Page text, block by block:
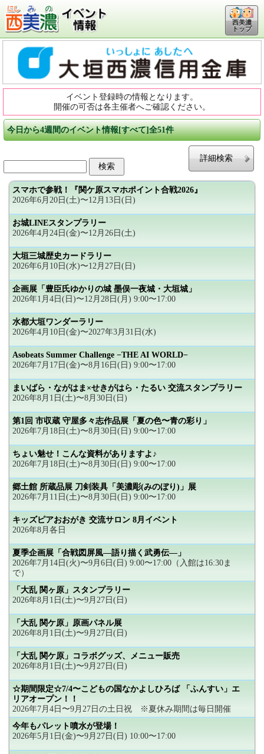
西美濃
トップ
イベント登録時の情報となります。
開催の可否は各主催者へご確認ください。
今日から4週間のイベント情報[すべて]全51件
詳細検索
スマホで参戦！『関ケ原スマホポイント合戦2026』
2026年6月20日(土)〜12月13日(日)
お城LINEスタンプラリー
2026年4月24日(金)〜12月26日(土)
大垣三城歴史カードラリー
2026年6月10日(水)〜12月27日(日)
企画展「豊臣氏ゆかりの城 墨俣一夜城・大垣城」
2026年1月4日(日)〜12月28日(月) 9:00〜17:00
水都大垣ワンダーラリー
2026年4月10日(金)〜2027年3月31日(水)
Asobeats Summer Challenge −THE AI WORLD−
2026年7月17日(金)〜8月16日(日) 9:00〜17:00
まいばら・ながはま×せきがはら・たるい 交流スタンプラリー
2026年8月1日(土)〜8月30日(日)
第1回 市収蔵 守屋多々志作品展「夏の色〜青の彩り」
2026年7月18日(土)〜8月30日(日) 9:00〜17:00
ちょい魅せ！こんな資料がありますよ♪
2026年7月18日(土)〜8月30日(日) 9:00〜17:00
郷土館 所蔵品展 刀剣装具「美濃彫(みのぼり)」展
2026年7月11日(土)〜8月30日(日) 9:00〜17:00
キッズピアおおがき 交流サロン 8月イベント
2026年8月各日
夏季企画展「合戦図屏風―語り描く武勇伝―」
2026年7月14日(火)〜9月6日(日) 9:00〜17:00（入館は16:30ま
で）
「大乱 関ヶ原」スタンプラリー
2026年8月1日(土)〜9月27日(日)
「大乱 関ケ原」原画パネル展
2026年8月1日(土)〜9月27日(日)
「大乱 関ケ原」コラボグッズ、メニュー販売
2026年8月1日(土)〜9月27日(日)
☆期間限定☆7/4〜こどもの国なかよしひろば 「ふんすい」エ
リアオープン！！
2026年7月4日〜9月27日の土日祝 ※夏休み期間は毎日開催
今年もパレット噴水が登場！
2026年5月1日(金)〜9月27日(日) 10:00〜17:00